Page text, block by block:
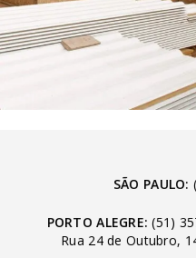
SÃO PAULO:
PORTO ALEGRE: (51)
Rua 24 de Outubro,